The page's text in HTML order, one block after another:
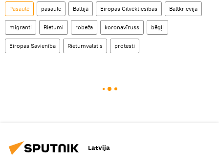
Pasaulē pasaule Baltijā Eiropas Cilvēktiesības Baltkrievija
migranti Rietumi robeža koronavīruss bēgļi
Eiropas Savienība Rietumvalstis protesti
Latvija